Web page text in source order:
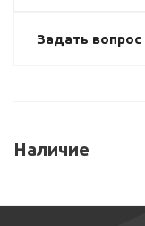
Задать вопрос
Наличие